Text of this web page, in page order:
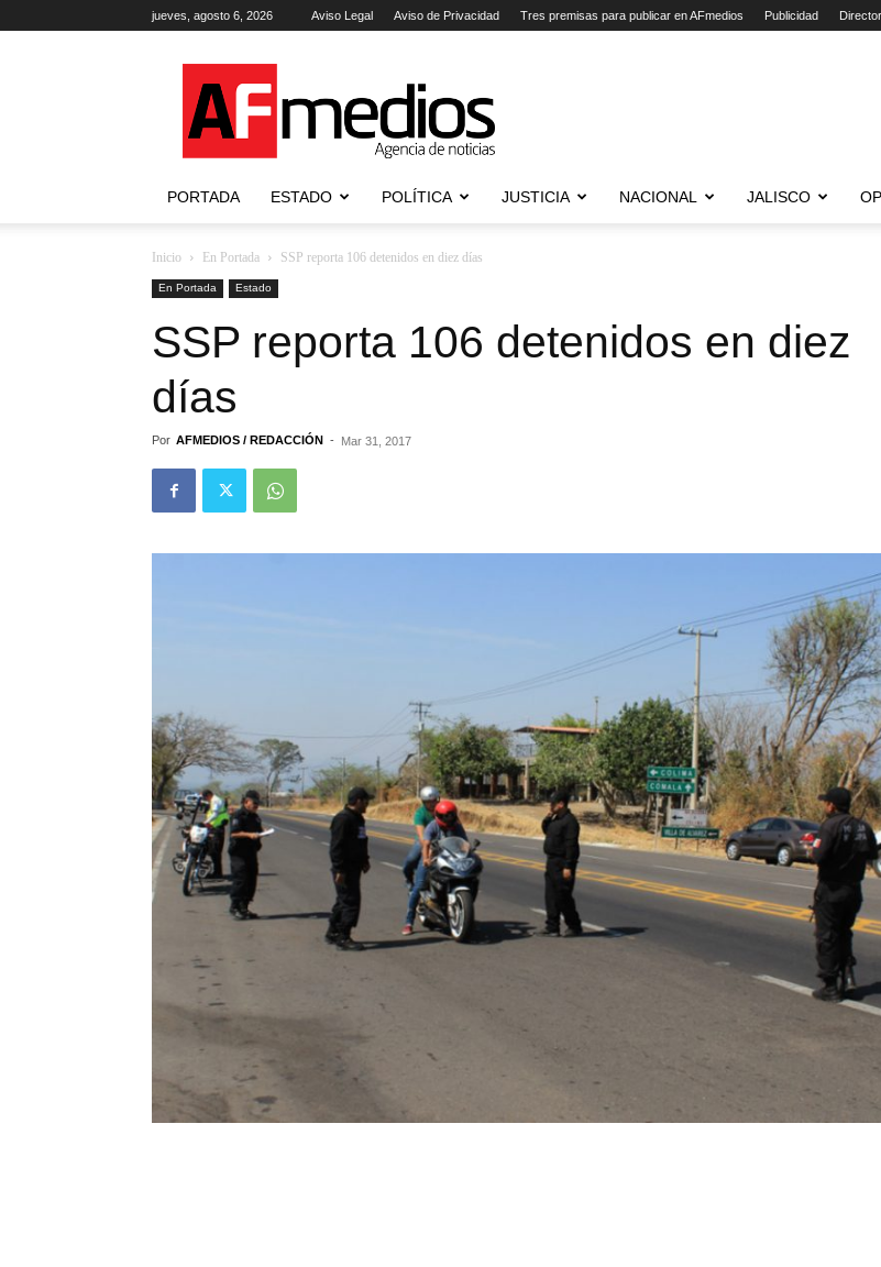
jueves, agosto 6, 2026 Aviso Legal Aviso de Privacidad Tres premisas para publicar en AFmedios Publicidad
Agencia
de
Noticias
PORTADA ESTADO POLÍTICA JUSTICIA NACIONAL JALISCO
Inicio En Portada SSP reporta 106 detenidos en diez días
En Portada Estado
SSP reporta 106 detenidos en diez
días
Por AFMEDIOS / REDACCIÓN - Mar 31, 2017